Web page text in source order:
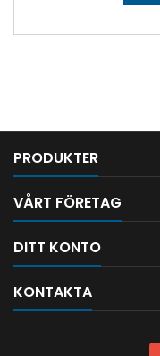
PRODUKTER
VÅRT FÖRETAG
DITT KONTO
KONTAKTA